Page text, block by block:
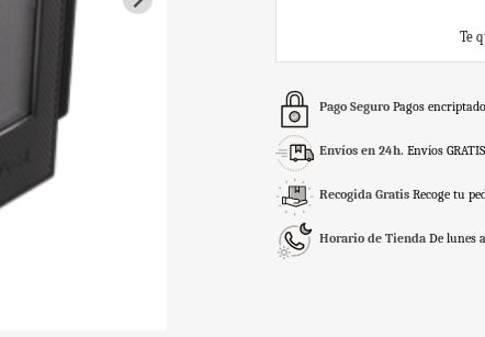
Te
Pago Seguro Pagos
Envíos en 24h. Envíos
Recogida Gratis Recoge tu
Horario de Tienda De lunes